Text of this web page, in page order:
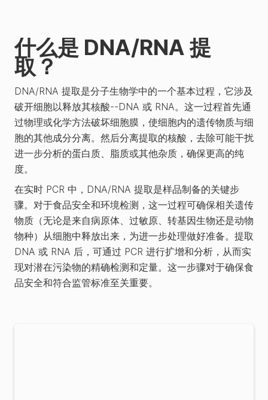
什么是 DNA/RNA 提
取？
DNA/RNA 提取是分子生物学中的一个基本过程，它涉及
破开细胞以释放其核酸--DNA 或 RNA。这一过程首先通
过物理或化学方法破坏细胞膜，使细胞内的遗传物质与细
胞的其他成分分离。然后分离提取的核酸，去除可能干扰
进一步分析的蛋白质、脂质或其他杂质，确保更高的纯
度。
在实时 PCR 中，DNA/RNA 提取是样品制备的关键步
骤。对于食品安全和环境检测，这一过程可确保相关遗传
物质（无论是来自病原体、过敏原、转基因生物还是动物
物种）从细胞中释放出来，为进一步处理做好准备。提取
DNA 或 RNA 后，可通过 PCR 进行扩增和分析，从而实
现对潜在污染物的精确检测和定量。这一步骤对于确保食
品安全和符合监管标准至关重要。